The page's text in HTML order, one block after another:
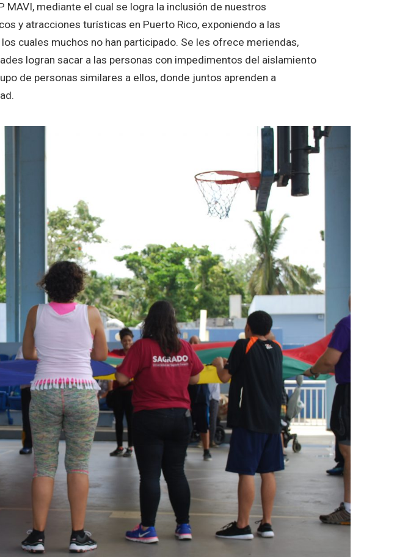
MAVI, mediante el cual se logra la inclusión de nuestros
y atracciones turísticas en Puerto Rico, exponiendo a las
cuales muchos no han participado. Se les ofrece meriendas,
logran sacar a las personas con impedimentos del aislamiento
de personas similares a ellos, donde juntos aprenden a